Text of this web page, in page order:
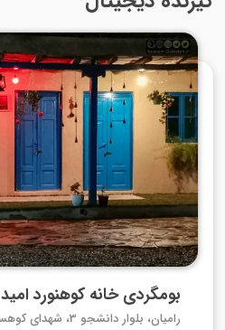
بومگردی خانه کوهنورد امید
رامیان، بلوار دانشجو 3، شهدای کوهستان 6